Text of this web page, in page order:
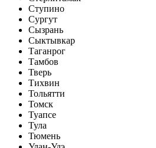
Ступино
Сургут
Сызрань
Сыктывкар
Таганрог
Тамбов
Тверь
Тихвин
Тольятти
Томск
Туапсе
Тула
Тюмень